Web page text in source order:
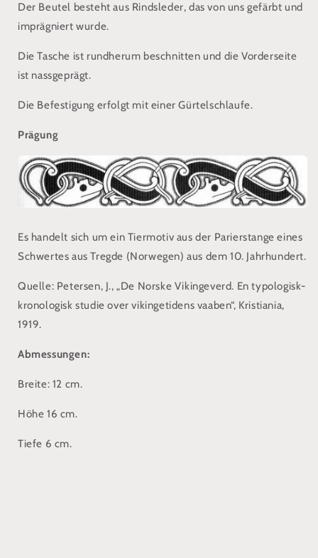
Der Beutel besteht aus Rindsleder, das von uns gefärbt und
imprägniert wurde.
Die Tasche ist rundherum beschnitten und die Vorderseite
ist nassgeprägt.
Die Befestigung erfolgt mit einer Gürtelschlaufe.
Prägung
Es handelt sich um ein Tiermotiv aus der Parierstange eines
Schwertes aus Tregde (Norwegen) aus dem 10. Jahrhundert.
Quelle: Petersen, J., „De Norske Vikingeverd. En typologisk-
kronologisk studie over vikingetidens vaaben“, Kristiania,
1919.
Abmessungen:
Breite: 12 cm.
Höhe 16 cm.
Tiefe 6 cm.